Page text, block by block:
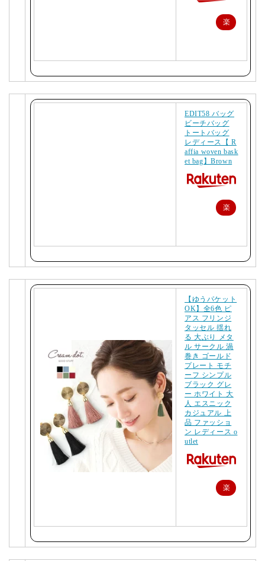
楽
EDIT58 バッグ
ビーチバッグ
トートバッグ
レディース【 R
affia woven bask
et bag】Brown
楽
【ゆうパケット
OK】全6色 ピ
アス フリンジ
タッセル 揺れ
る 大ぶり メタ
ル サークル 渦
巻き ゴールド
プレート モチ
ーフ シンプル
ブラック グレ
ー ホワイト 大
人 エスニック
カジュアル 上
品 ファッショ
ン レディース o
utlet
楽